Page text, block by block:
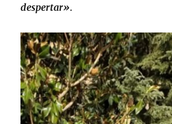
despertar».